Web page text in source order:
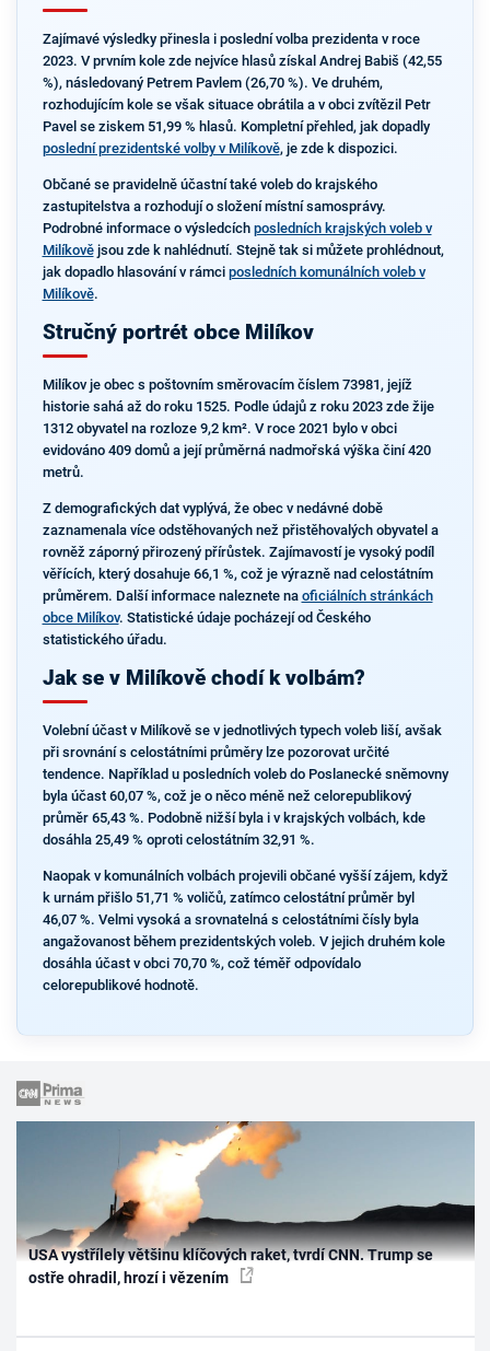
Zajímavé výsledky přinesla i poslední volba prezidenta v roce
2023. V prvním kole zde nejvíce hlasů získal Andrej Babiš (42,55
%), následovaný Petrem Pavlem (26,70 %). Ve druhém,
rozhodujícím kole se však situace obrátila a v obci zvítězil Petr
Pavel se ziskem 51,99 % hlasů. Kompletní přehled, jak dopadly
poslední prezidentské volby v Milíkově, je zde k dispozici.
Občané se pravidelně účastní také voleb do krajského
zastupitelstva a rozhodují o složení místní samosprávy.
Podrobné informace o výsledcích posledních krajských voleb v
Milíkovějsou zde k nahlédnutí. Stejně tak si můžete prohlédnout,
jak dopadlo hlasování v rámci posledních komunálních voleb v
Milíkově.
Stručný portrét obce Milíkov
Milíkov je obec s poštovním směrovacím číslem 73981, jejíž
historie sahá až do roku 1525. Podle údajů z roku 2023 zde žije
1312 obyvatel na rozloze 9,2 km². V roce 2021 bylo v obci
evidováno 409 domů a její průměrná nadmořská výška činí 420
metrů.
Z demografických dat vyplývá, že obec v nedávné době
zaznamenala více odstěhovaných než přistěhovalých obyvatel a
rovněž záporný přirozený přírůstek. Zajímavostí je vysoký podíl
věřících, který dosahuje 66,1 %, což je výrazně nad celostátním
průměrem. Další informace naleznete na oficiálních stránkách
obce Milíkov. Statistické údaje pocházejí od Českého
statistického úřadu.
Jak se v Milíkově chodí k volbám?
Volební účast v Milíkově se v jednotlivých typech voleb liší, avšak
při srovnání s celostátními průměry lze pozorovat určité
tendence. Například u posledních voleb do Poslanecké sněmovny
byla účast 60,07 %, což je o něco méně než celorepublikový
průměr 65,43 %. Podobně nižší byla i v krajských volbách, kde
dosáhla 25,49 % oproti celostátním 32,91 %.
Naopak v komunálních volbách projevili občané vyšší zájem, když
k urnám přišlo 51,71 % voličů, zatímco celostátní průměr byl
46,07 %. Velmi vysoká a srovnatelná s celostátními čísly byla
angažovanost během prezidentských voleb. V jejich druhém kole
dosáhla účast v obci 70,70 %, což téměř odpovídalo
celorepublikové hodnotě.
USA vystřílely většinu klíčových raket, tvrdí CNN. Trump se
ostře ohradil, hrozí i vězením